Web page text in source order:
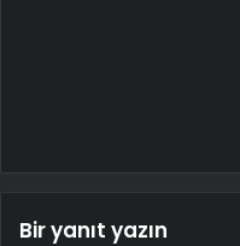
Bir yanıt yazın